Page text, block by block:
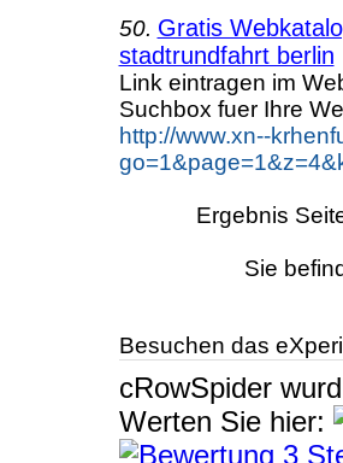
50. Gratis
stadtrundfahrt berlin
Link eintragen im
Suchbox fuer Ihre
http://www.xn--
Ergebnis
Sie
Besuchen das
cRowSpider
Werten Sie hier: